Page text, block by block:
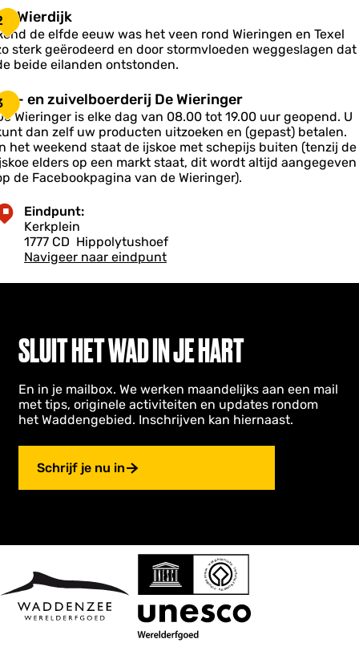
Wierdijk
de elfde eeuw was het veen rond Wieringen en Texel
sterk geërodeerd en door stormvloeden weggeslagen dat
beide eilanden ontstonden.
en zuivelboerderij De Wieringer
Wieringer is elke dag van 08.00 tot 19.00 uur geopend. U
dan zelf uw producten uitzoeken en (gepast) betalen.
het weekend staat de ijskoe met schepijs buiten (tenzij de
elders op een markt staat, dit wordt altijd aangegeven
de Facebookpagina van de Wieringer).
Eindpunt:
Kerkplein
1777 CD Hippolytushoef
Navigeer naar eindpunt
SLUIT HET WAD IN JE HART
En in je mailbox. We werken maandelijks aan een mail
met tips, originele activiteiten en updates rondom
het Waddengebied. Inschrijven kan hiernaast.
Schrijf je nu in